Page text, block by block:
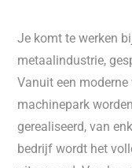
Je komt te werken
metaalindustrie,
Vanuit een
machinepark
gerealiseerd, van
bedrijf wordt het